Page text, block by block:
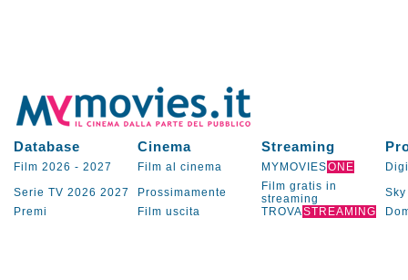
Database Cinema Streaming
Film 2026 - 2027 Film al cinema MYMOVIESONE
Serie TV 2026 2027 Prossimamente
Film gratis in
streaming
Sky
Premi
Film uscita TROVASTREAMING